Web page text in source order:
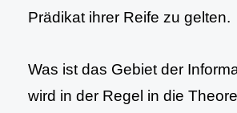
Prädikat ihrer Reife zu gelten.
Was ist das Gebiet der
wird in der Regel in die